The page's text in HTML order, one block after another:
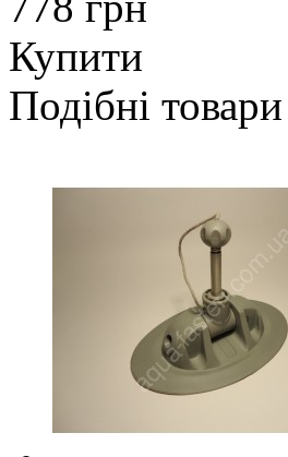
Купити
Подібні товари